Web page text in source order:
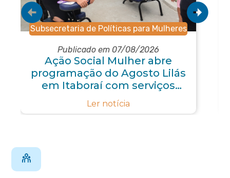
Subsecretaria de Políticas para Mulheres
Publicado em 07/08/2026
Ação Social Mulher abre
programação do Agosto Lilás
em Itaboraí com serviços
gratuitos e orientações
Ler notícia